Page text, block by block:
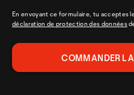
En envoyant ce formulaire, tu acceptes
déclaration de protection des données